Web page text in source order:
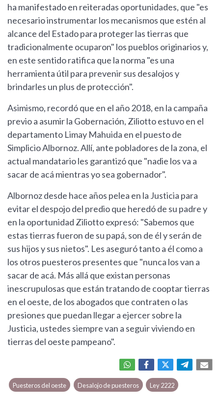
ha manifestado en reiteradas oportunidades, que "es
necesario instrumentar los mecanismos que estén al
alcance del Estado para proteger las tierras que
tradicionalmente ocuparon" los pueblos originarios y,
en este sentido ratifica que la norma "es una
herramienta útil para prevenir sus desalojos y
brindarles un plus de protección".
Asimismo, recordó que en el año 2018, en la campaña
previo a asumir la Gobernación, Ziliotto estuvo en el
departamento Limay Mahuida en el puesto de
Simplicio Albornoz. Allí, ante pobladores de la zona, el
actual mandatario les garantizó que "nadie los va a
sacar de acá mientras yo sea gobernador".
Albornoz desde hace años pelea en la Justicia para
evitar el despojo del predio que heredó de su padre y
en la oportunidad Ziliotto expresó: "Sabemos que
estas tierras fueron de su papá, son de él y serán de
sus hijos y sus nietos". Les aseguró tanto a él como a
los otros puesteros presentes que "nunca los van a
sacar de acá. Más allá que existan personas
inescrupulosas que están tratando de cooptar tierras
en el oeste, de los abogados que contraten o las
presiones que puedan llegar a ejercer sobre la
Justicia, ustedes siempre van a seguir viviendo en
tierras del oeste pampeano".
Puesteros del oeste Desalojo de puesteros Ley 2222